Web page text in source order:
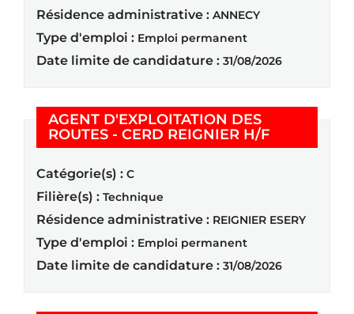
Résidence administrative : ANNECY
Type d'emploi : Emploi permanent
Date limite de candidature : 31/08/2026
AGENT D'EXPLOITATION DES
ROUTES - CERD REIGNIER H/F(Nouvelle
Catégorie(s) : C
Filière(s) : Technique
Résidence administrative : REIGNIER ESERY
Type d'emploi : Emploi permanent
Date limite de candidature : 31/08/2026